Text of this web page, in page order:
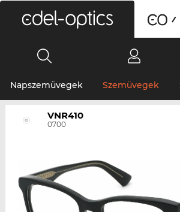
Napszemüvegek Szemüvegek
VNR410
0700